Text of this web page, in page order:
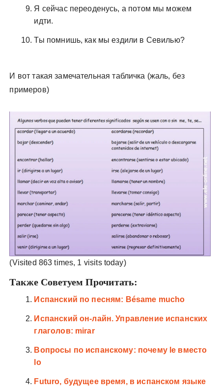
Я сейчас переоденусь, а потом мы можем
идти.
Ты помнишь, как мы ездили в Севилью?
И вот такая замечательная табличка (жаль, без
примеров)
(Visited 863 times, 1 visits today)
Также Советуем Прочитать:
Испанский по песням: Bésame mucho
Испанский он-лайн. Управление испанских
глаголов: mirar
Вопросы по испанскому: почему le вместо
lo
Futuro, будущее время, в испанском языке